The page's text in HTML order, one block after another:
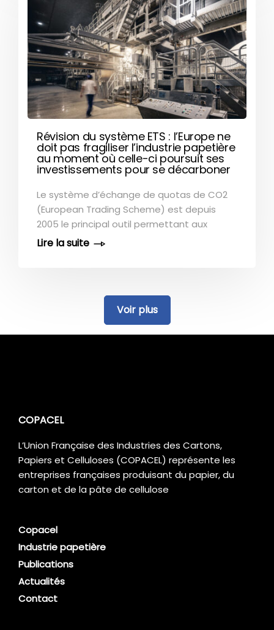
Révision du système ETS : l’Europe ne
doit pas fragiliser l’industrie papetière
au moment où celle-ci poursuit ses
investissements pour se décarboner
Le système d’échange de quotas de CO2
(European Trading Scheme) est depuis
2005 le principal outil permettant aux
entreprises industrielles exposées au risque
: si, au cours d’une année, une entreprise
émet plus de CO2 fossile que la quantité
de quotas qui lui a été allouée, elle doit
COPACEL
L’Union Française des Industries des Cartons,
Papiers et Celluloses (COPACEL) représente les
entreprises françaises produisant du papier, du
carton et de la pâte de cellulose
Copacel
Industrie papetière
Publications
Actualités
Contact